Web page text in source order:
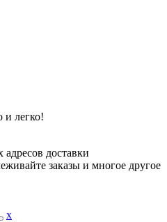
и легко!
доставки
заказы и многое другое
x